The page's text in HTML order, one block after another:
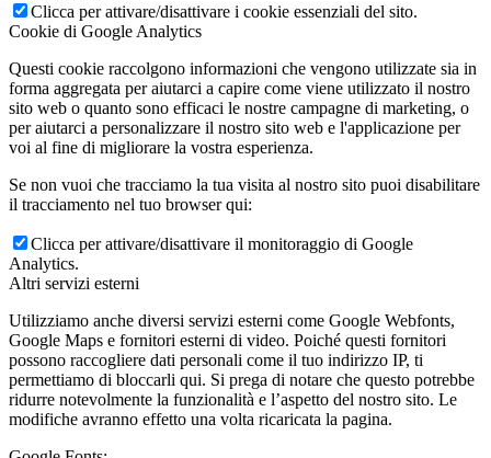
Clicca per attivare/disattivare i cookie essenziali del sito.
Cookie di Google Analytics
Questi cookie raccolgono informazioni che vengono utilizzate sia in
forma aggregata per aiutarci a capire come viene utilizzato il nostro
sito web o quanto sono efficaci le nostre campagne di marketing, o
per aiutarci a personalizzare il nostro sito web e l'applicazione per
voi al fine di migliorare la vostra esperienza.
Se non vuoi che tracciamo la tua visita al nostro sito puoi disabilitare
il tracciamento nel tuo browser qui:
Clicca per attivare/disattivare il monitoraggio di Google
Analytics.
Altri servizi esterni
Utilizziamo anche diversi servizi esterni come Google Webfonts,
Google Maps e fornitori esterni di video. Poiché questi fornitori
possono raccogliere dati personali come il tuo indirizzo IP, ti
permettiamo di bloccarli qui. Si prega di notare che questo potrebbe
ridurre notevolmente la funzionalità e l’aspetto del nostro sito. Le
modifiche avranno effetto una volta ricaricata la pagina.